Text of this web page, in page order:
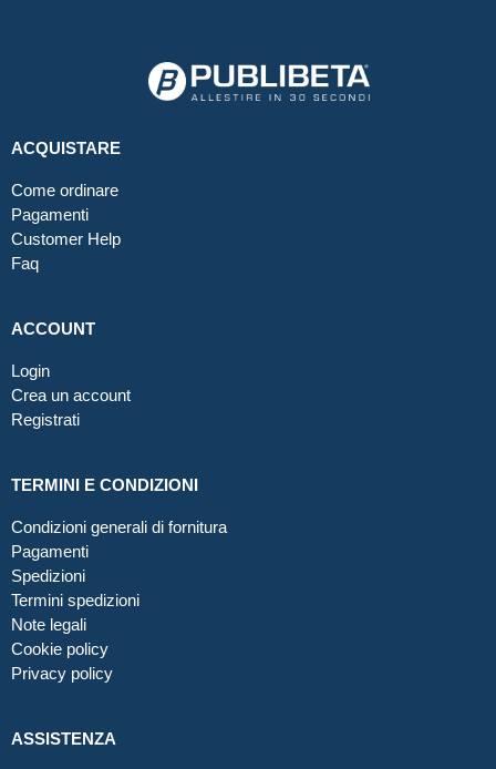
ACQUISTARE
Come ordinare
Pagamenti
Customer Help
Faq
ACCOUNT
Login
Crea un account
Registrati
TERMINI E CONDIZIONI
Condizioni generali di fornitura
Pagamenti
Spedizioni
Termini spedizioni
Note legali
Cookie policy
Privacy policy
ASSISTENZA